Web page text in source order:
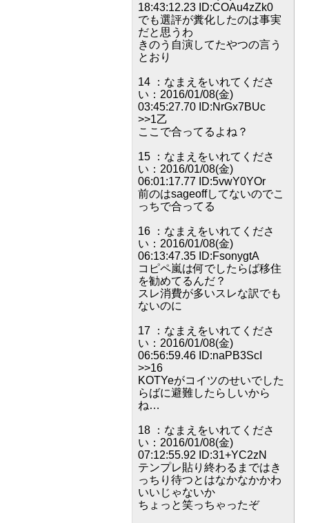
18:43:12.23 ID:COAu4zZk0
でも選評が糞化したのは事実
だと思うわ
きのう自演してたやつの言う
とおり
14 ：なまえをいれてくださ
い：2016/01/08(金)
03:45:27.70 ID:NrGx7BUc
>>1乙
ここで合ってるよね？
15 ：なまえをいれてくださ
い：2016/01/08(金)
06:01:17.77 ID:5vwY0YOr
前のはsageoffしてないのでこ
っちで合ってる
16 ：なまえをいれてくださ
い：2016/01/08(金)
06:13:47.35 ID:FsonygtA
コピペ嵐は何でしたらば移住
を勧めてるんだ？
スレ消費が多いスレな訳でも
ないのに
17 ：なまえをいれてくださ
い：2016/01/08(金)
06:56:59.46 ID:naPB3ScI
>>16
KOTYeがコイツのせいでした
らばに避難したらしいから
ね…
18 ：なまえをいれてくださ
い：2016/01/08(金)
07:12:55.92 ID:31+YC2zN
テンプレ貼り終わるまではき
っちり待つとはなかなかかわ
いいじゃないか
ちょっと笑っちゃったぞ